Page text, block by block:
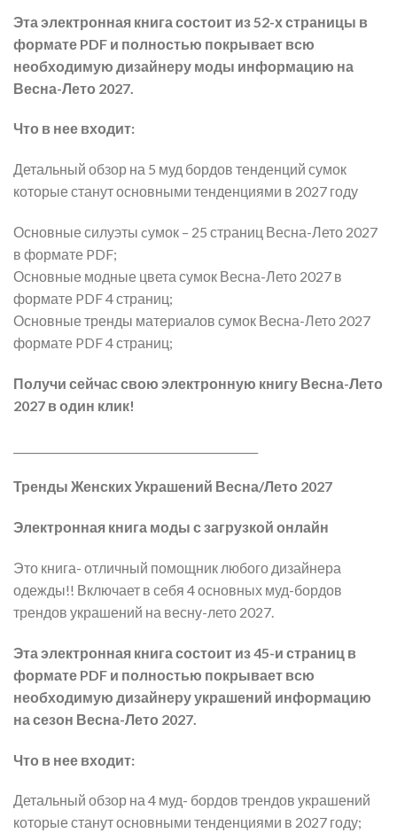
Эта электронная книга состоит из 52-х страницы в
формате PDF и полностью покрывает всю
необходимую дизайнеру моды информацию на
Весна-Лето 2027.
Что в нее входит:
Детальный обзор на 5 муд бордов тенденций сумок
которые станут основными тенденциями в 2027 году
Основные силуэты cумок – 25 страниц Весна-Лето 2027
в формате PDF;
Основные модные цвета сумок Весна-Лето 2027 в
формате PDF 4 страниц;
Основные тренды материалов сумок Весна-Лето 2027
формате PDF 4 страниц;
Получи сейчас свою электронную книгу Весна-Лето
2027 в один клик!
Тренды Женских Украшений Весна/Лето 2027
Электронная книга моды с загрузкой онлайн
Это книга- отличный помощник любого дизайнера
одежды!! Включает в себя 4 основных муд-бордов
трендов украшений на весну-лето 2027.
Эта электронная книга состоит из 45-и страниц в
формате PDF и полностью покрывает всю
необходимую дизайнеру украшений информацию
на сезон Весна-Лето 2027.
Что в нее входит:
Детальный обзор на 4 муд- бордов трендов украшений
которые станут основными тенденциями в 2027 году;